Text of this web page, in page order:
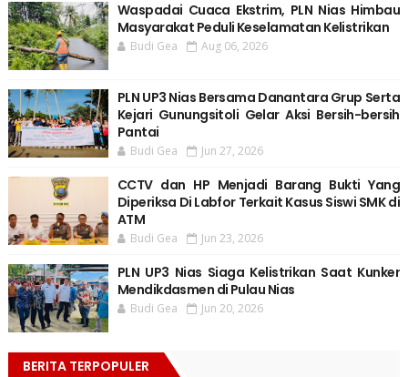
Waspadai Cuaca Ekstrim, PLN Nias Himbau
Masyarakat Peduli Keselamatan Kelistrikan
Budi Gea Aug 06, 2026
PLN UP3 Nias Bersama Danantara Grup Serta
Kejari Gunungsitoli Gelar Aksi Bersih-bersih
Pantai
Budi Gea Jun 27, 2026
CCTV dan HP Menjadi Barang Bukti Yang
Diperiksa Di Labfor Terkait Kasus Siswi SMK di
ATM
Budi Gea Jun 23, 2026
PLN UP3 Nias Siaga Kelistrikan Saat Kunker
Mendikdasmen di Pulau Nias
Budi Gea Jun 20, 2026
BERITA TERPOPULER